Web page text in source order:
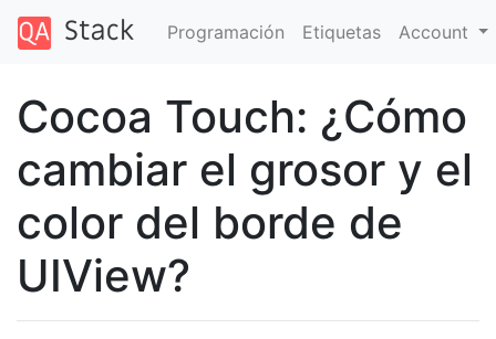
Programación Etiquetas Account
Cocoa Touch: ¿Cómo
cambiar el grosor y el
color del borde de
UIView?